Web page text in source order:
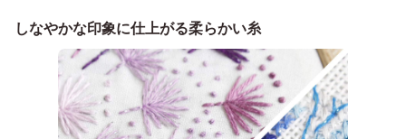
しなやかな印象に仕上がる柔らかい糸